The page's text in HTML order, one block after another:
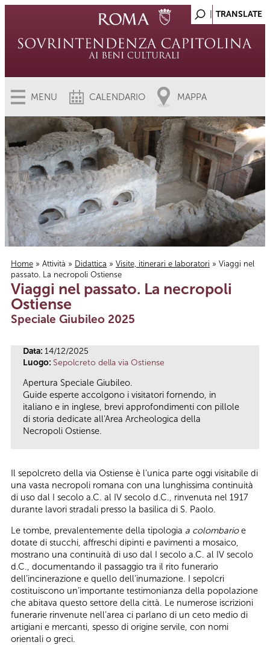
MENU CALENDARIO MAPPA
Tu sei qui
Home » Attività » Didattica » Visite, itinerari e laboratori » Viaggi nel
passato. La necropoli Ostiense
Viaggi nel passato. La necropoli
Ostiense
Speciale Giubileo 2025
Data: 14/12/2025
Luogo: Sepolcreto della via Ostiense
Apertura Speciale Giubileo.
Guide esperte accolgono i visitatori fornendo, in
italiano e in inglese, brevi approfondimenti con pillole
di storia dedicate all'Area Archeologica della
Necropoli Ostiense.
Il sepolcreto della via Ostiense è l’unica parte oggi visitabile di
una vasta necropoli romana con una lunghissima continuità
di uso dal I secolo a.C. al IV secolo d.C., rinvenuta nel 1917
durante lavori stradali presso la basilica di S. Paolo.
Le tombe, prevalentemente della tipologia a colombarioe
dotate di stucchi, affreschi dipinti e pavimenti a mosaico,
mostrano una continuità di uso dal I secolo a.C. al IV secolo
d.C., documentando il passaggio tra il rito funerario
dell’incinerazione e quello dell’inumazione. I sepolcri
costituiscono un’importante testimonianza della popolazione
che abitava questo settore della città. Le numerose iscrizioni
funerarie rinvenute nell’area ci parlano di un ceto medio di
artigiani e mercanti, spesso di origine servile, con nomi
orientali o greci.